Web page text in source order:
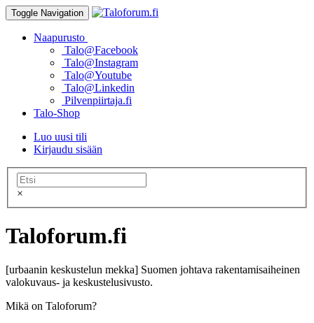
Toggle Navigation
Naapurusto
Talo@Facebook
Talo@Instagram
Talo@Youtube
Talo@Linkedin
Pilvenpiirtaja.fi
Talo-Shop
Luo uusi tili
Kirjaudu sisään
×
Taloforum.fi
[urbaanin keskustelun mekka] Suomen johtava rakentamisaiheinen
valokuvaus- ja keskustelusivusto.
Mikä on Taloforum?